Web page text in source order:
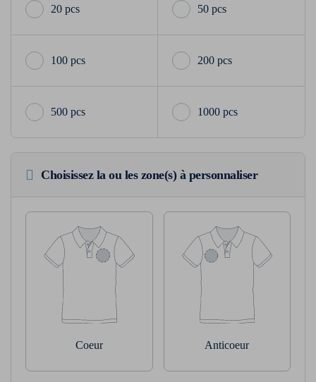
20 pcs 50 pcs
100 pcs 200 pcs
500 pcs 1000 pcs
Choisissez la ou les zone(s) à personnaliser
Coeur Anticoeur